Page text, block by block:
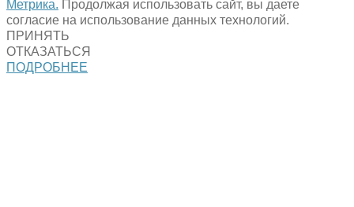
Метрика. Продолжая использовать сайт, вы даете
согласие на использование данных технологий.
ПРИНЯТЬ
ОТКАЗАТЬСЯ
ПОДРОБНЕЕ